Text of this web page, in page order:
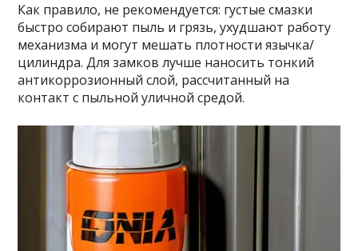
Как правило, не рекомендуется: густые смазки
быстро собирают пыль и грязь, ухудшают работу
механизма и могут мешать плотности язычка/
цилиндра. Для замков лучше наносить тонкий
антикоррозионный слой, рассчитанный на
контакт с пыльной уличной средой.